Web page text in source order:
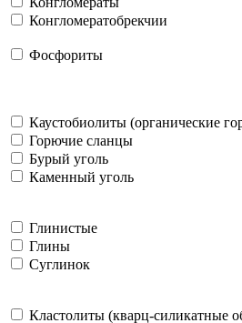
Конгломератобрекчии
Фосфориты
Каустобиолиты (органические
Горючие сланцы
Бурый уголь
Каменный уголь
Глинистые
Глины
Суглинок
Кластолиты (кварц-силикатные